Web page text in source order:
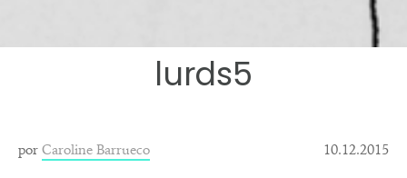
lurds5
porCaroline Barrueco 10.12.2015